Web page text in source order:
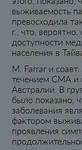
выживаемость
превосходила
г., что,
доступности
населения в
M. Farrar и
течением СМА и
Австралии. В
было показано,
заболевания
фактором
проявления